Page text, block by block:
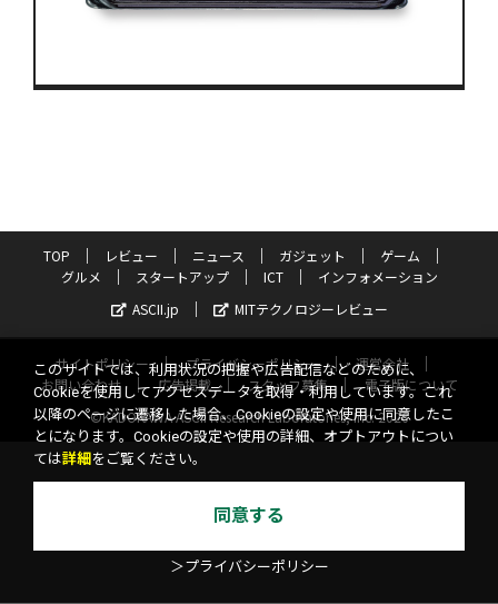
TOP レビュー ニュース ガジェット
ゲーム
グルメ
スタートアップ ICT
インフォメーション
ASCII.jp
MITテクノロジーレビュー
サイトポリシー プライバシーポリシー
運営会社
お問い合わせ
広告掲載 スタッフ募集
電子版について
©KADOKAWA ASCII Research Laboratories, Inc. 2026
このサイトでは、利用状況の把握や広告配信などのために、
Cookieを使用してアクセスデータを取得・利用しています。これ
以降のページに遷移した場合、Cookieの設定や使用に同意したこ
とになります。Cookieの設定や使用の詳細、オプトアウトについ
ては詳細 をご覧ください。
同意する
＞プライバシーポリシー